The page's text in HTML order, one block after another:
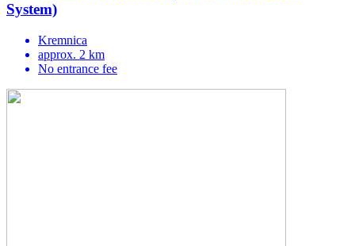
System)
Kremnica
approx. 2 km
No entrance fee